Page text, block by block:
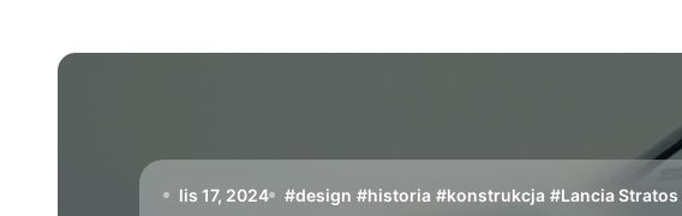
lis 17, 2024 #design #historia #konstrukcja #Lancia Stratos